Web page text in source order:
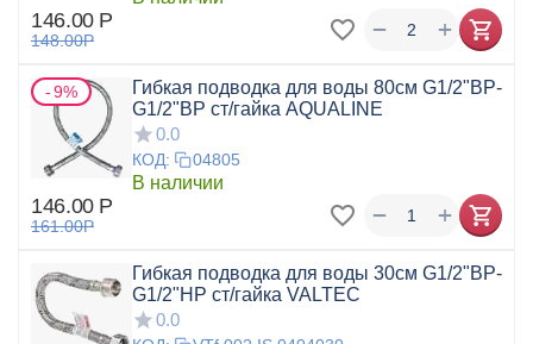
146.00 Р
148.00Р +
−
9%
Гибкая подводка для воды 80см G1/2"ВР-
G1/2"ВР ст/гайка AQUALINE
0.0
КОД: 04805
В наличии
146.00 Р
161.00Р +
−
Гибкая подводка для воды 30см G1/2"ВР-
G1/2"НР ст/гайка VALTEC
0.0